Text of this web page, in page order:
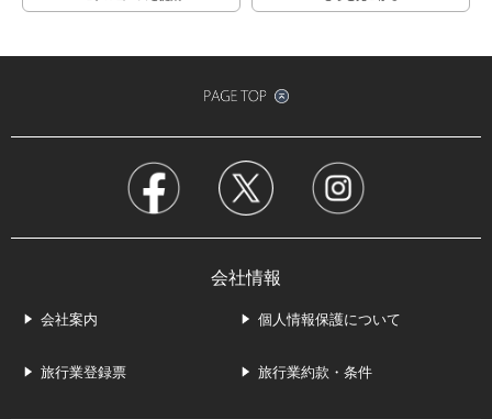
会社情報
会社案内 個人情報保護について
旅行業登録票 旅行業約款・条件